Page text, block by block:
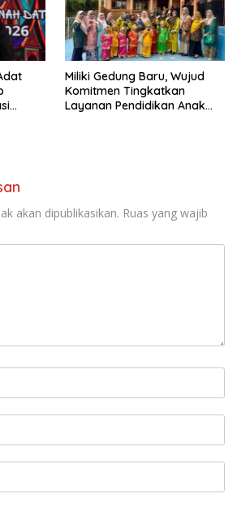
Miliki Gedung Baru, Wujud
Komitmen Tingkatkan
Layanan Pendidikan Anak
akan dipublikasikan. Ruas yang wajib